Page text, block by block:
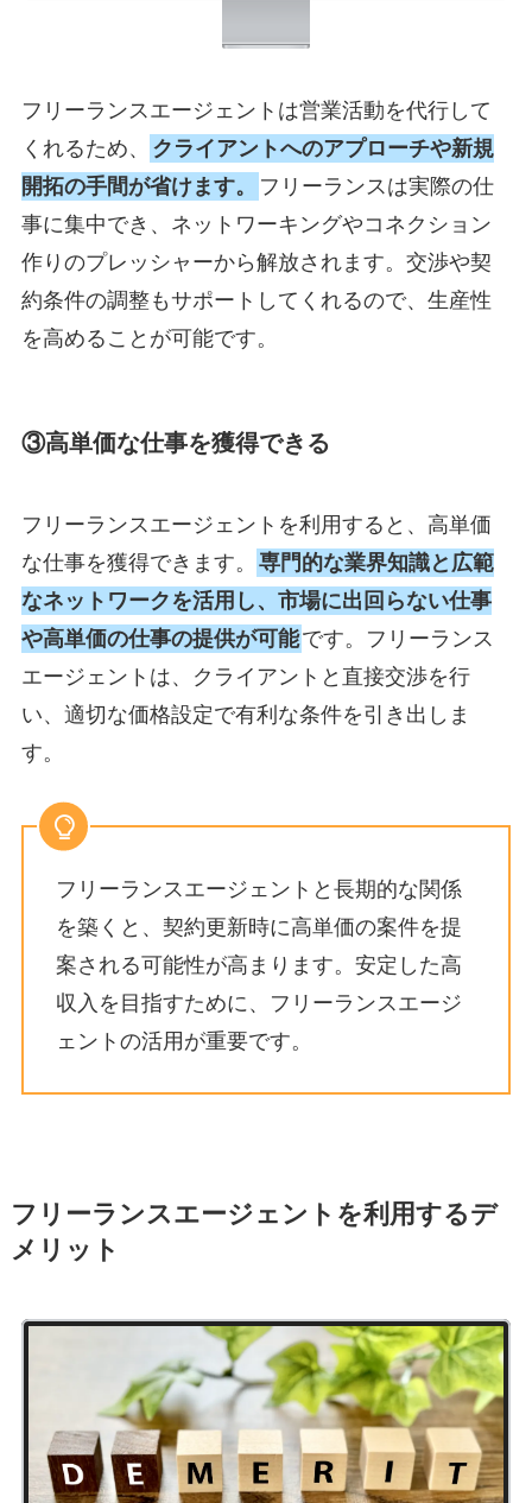
フリーランスエージェントは営業活動を代行して
くれるため、
クライアントへのアプローチや新規
開拓の手間が省けます。
フリーランスは実際の仕
事に集中でき、ネットワーキングやコネクション
作りのプレッシャーから解放されます。 交渉や契
約条件の調整もサポートしてくれるので、生産性
を高めることが可能です。
③高単価な仕事を獲得できる
フリーランスエージェントを利用すると、高単価
な仕事を獲得できます。
専門的な業界知識と広範
なネットワークを活用し、市場に出回らない仕事
や高単価の仕事の提供が可能です。フリーランス
エージェントは、クライアントと直接交渉を行
い、適切な価格設定で有利な条件を引き出しま
す。
フリーランスエージェントと長期的な関係
を築くと、契約更新時に高単価の案件を提
案される可能性が高まります。安定した高
収入を目指すために、フリーランスエージ
ェントの活用が重要です。
フリーランスエージェントを利用するデ
メリット